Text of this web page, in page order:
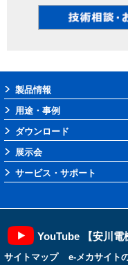
製品情報
用途・事例
ダウンロード
展示会
サービス・サポート
YouTube 【安川電
サイトマップ e-メカサイト